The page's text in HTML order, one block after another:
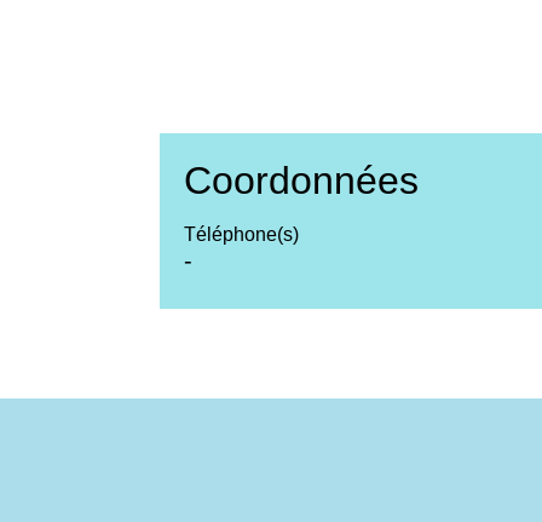
Coordonnées
Téléphone(s)
-